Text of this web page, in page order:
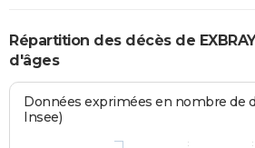
Répartition des décès de
d'âges
Données exprimées en nombre de
Insee)